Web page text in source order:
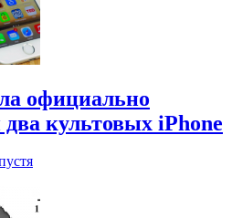
официально
культовых iPhone